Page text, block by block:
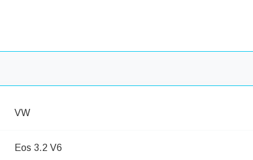
VW
Eos 3.2 V6